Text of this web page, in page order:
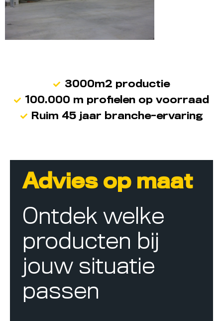
3000m2 productie
100.000 m profielen op voorraad
Ruim 45 jaar branche-ervaring
Advies op maat
Ontdek welke
producten bij
jouw situatie
passen